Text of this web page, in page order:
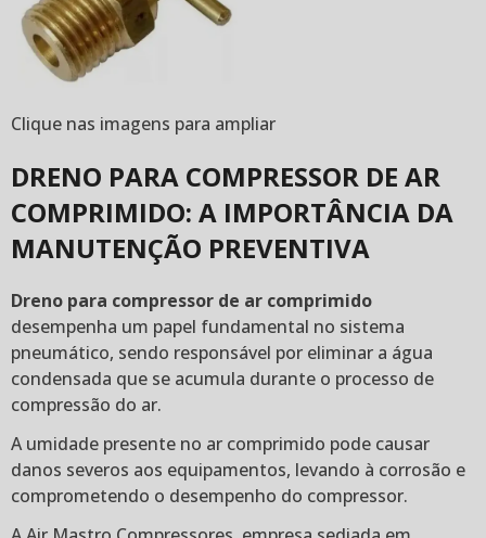
Clique nas imagens para ampliar
DRENO PARA COMPRESSOR DE AR
COMPRIMIDO: A IMPORTÂNCIA DA
MANUTENÇÃO PREVENTIVA
Dreno para compressor de ar comprimido
desempenha um papel fundamental no sistema
pneumático, sendo responsável por eliminar a água
condensada que se acumula durante o processo de
compressão do ar.
A umidade presente no ar comprimido pode causar
danos severos aos equipamentos, levando à corrosão e
comprometendo o desempenho do compressor.